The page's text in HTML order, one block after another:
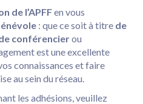
de l’APFFen vous
: que ce soit à titre de
conférencierou
est une excellente
connaissances et faire
au sein du réseau.
les adhésions, veuillez